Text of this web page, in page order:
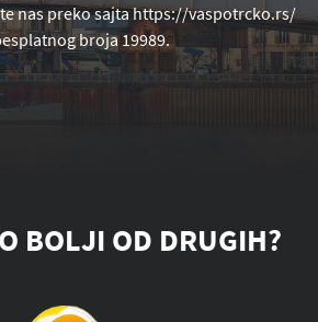
nas preko sajta https://vaspotrcko.rs/
broja 19989.
BOLJI OD DRUGIH?